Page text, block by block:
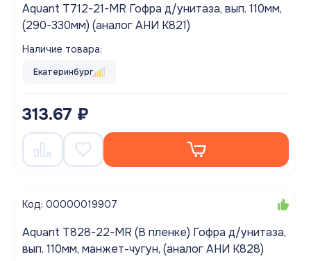
Aquant T712-21-MR Гофра д/унитаза, вып. 110мм,
(290-330мм) (аналог АНИ K821)
Наличие товара:
Екатеринбург
313.67 ₽
Код: 00000019907
Aquant T828-22-MR (В пленке) Гофра д/унитаза,
вып. 110мм, манжет-чугун, (аналог АНИ K828)